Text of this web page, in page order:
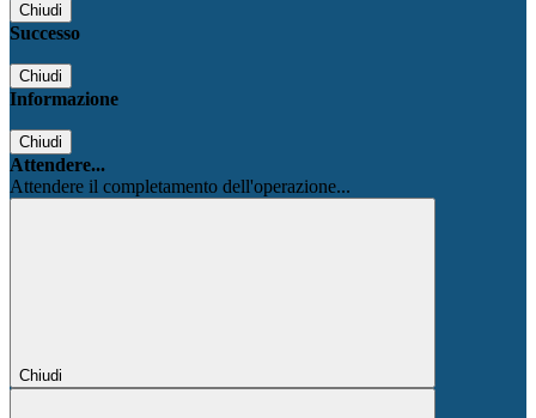
Chiudi
Successo
Chiudi
Informazione
Chiudi
Attendere...
Attendere il completamento dell'operazione...
Chiudi